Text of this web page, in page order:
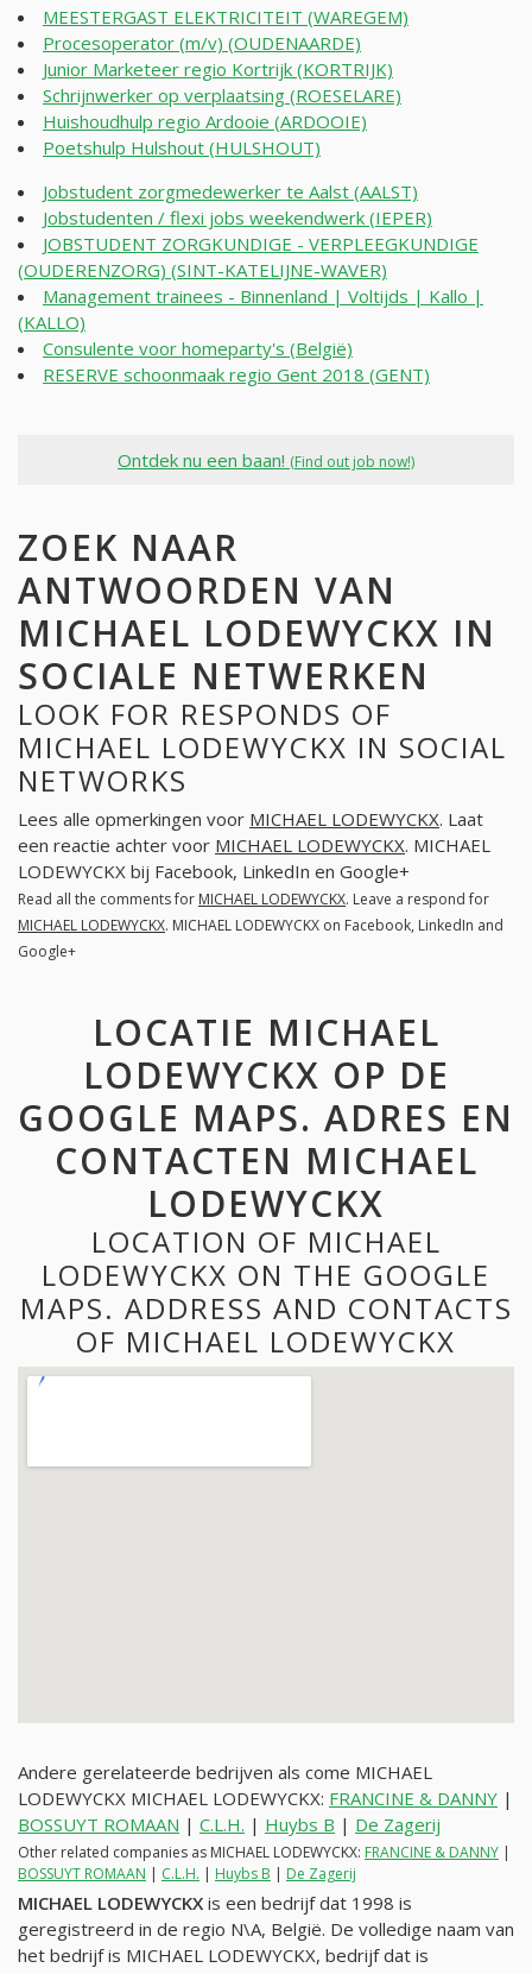
MEESTERGAST ELEKTRICITEIT (WAREGEM)
Procesoperator (m/v) (OUDENAARDE)
Junior Marketeer regio Kortrijk (KORTRIJK)
Schrijnwerker op verplaatsing (ROESELARE)
Huishoudhulp regio Ardooie (ARDOOIE)
Poetshulp Hulshout (HULSHOUT)
Jobstudent zorgmedewerker te Aalst (AALST)
Jobstudenten / flexi jobs weekendwerk (IEPER)
JOBSTUDENT ZORGKUNDIGE - VERPLEEGKUNDIGE
(OUDERENZORG) (SINT-KATELIJNE-WAVER)
Management trainees - Binnenland | Voltijds | Kallo |
(KALLO)
Consulente voor homeparty's (België)
RESERVE schoonmaak regio Gent 2018 (GENT)
Ontdek nu een baan! (Find out job now!)
ZOEK NAAR
ANTWOORDEN VAN
MICHAEL LODEWYCKX IN
SOCIALE NETWERKEN
LOOK FOR RESPONDS OF
MICHAEL LODEWYCKX IN SOCIAL
NETWORKS
Lees alle opmerkingen voor MICHAEL LODEWYCKX. Laat
een reactie achter voor MICHAEL LODEWYCKX. MICHAEL
LODEWYCKX bij Facebook, LinkedIn en Google+
Read all the comments for MICHAEL LODEWYCKX. Leave a respond for
MICHAEL LODEWYCKX. MICHAEL LODEWYCKX on Facebook, LinkedIn and
Google+
LOCATIE MICHAEL
LODEWYCKX OP DE
GOOGLE MAPS. ADRES EN
CONTACTEN MICHAEL
LODEWYCKX
LOCATION OF MICHAEL
LODEWYCKX ON THE GOOGLE
MAPS. ADDRESS AND CONTACTS
OF MICHAEL LODEWYCKX
Andere gerelateerde bedrijven als come MICHAEL
LODEWYCKX MICHAEL LODEWYCKX: FRANCINE & DANNY |
BOSSUYT ROMAAN | C.L.H. | Huybs B | De Zagerij
Other related companies as MICHAEL LODEWYCKX: FRANCINE & DANNY |
BOSSUYT ROMAAN | C.L.H. | Huybs B | De Zagerij
MICHAEL LODEWYCKX is een bedrijf dat 1998 is
geregistreerd in de regio N\A, België. De volledige naam van
het bedrijf is MICHAEL LODEWYCKX, bedrijf dat is